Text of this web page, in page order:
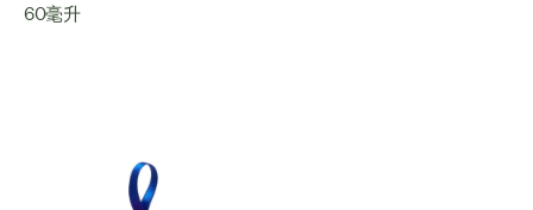
60毫升